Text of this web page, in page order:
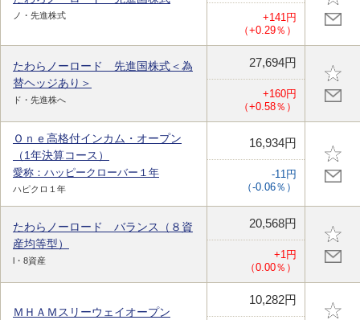
ノ・先進株式
+141円
（+0.29％）
たわらノーロード 先進国株式＜為
替ヘッジあり＞
ド・先進株へ
27,694円
+160円
（+0.58％）
Ｏｎｅ高格付インカム・オープン
（1年決算コース）
愛称：ハッピークローバー１年
ハピクロ１年
16,934円
-11円
（-0.06％）
たわらノーロード バランス（８資
産均等型）
l・8資産
20,568円
+1円
（0.00％）
ＭＨＡＭスリーウェイオープン
10,282円